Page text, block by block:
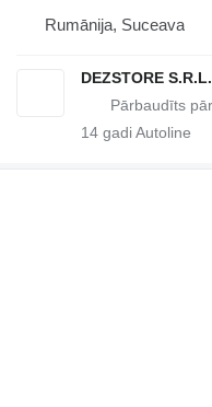
Rumānija, Suceava
DEZSTORE S.R.L.
14 gadi Autoline